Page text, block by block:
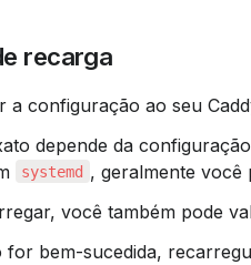
recarga
a configuração ao seu
systemd , geralmente você
você também pode